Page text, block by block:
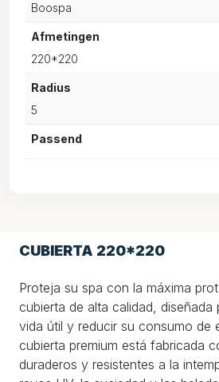
Boospa
Afmetingen
220*220
Radius
5
Passend
CUBIERTA 220*220
Proteja su spa con la máxima
cubierta de alta calidad, diseñada
vida útil y reducir su consumo de
cubierta premium está fabricada
duraderos y resistentes a la